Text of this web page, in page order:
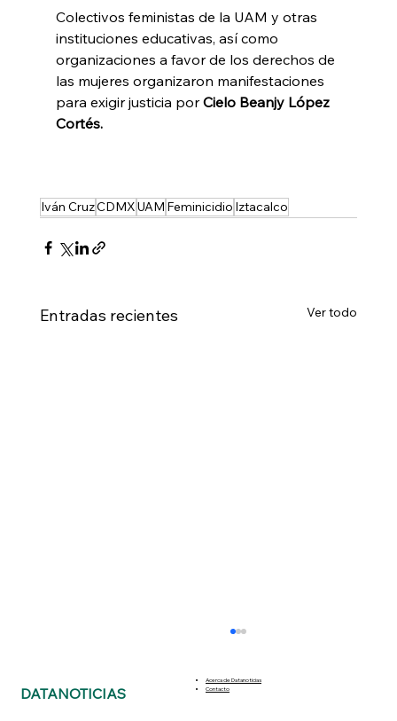
Colectivos feministas de la UAM y otras
instituciones educativas, así como
organizaciones a favor de los derechos de
las mujeres organizaron manifestaciones
para exigir justicia por Cielo Beanjy López
Cortés.
Iván CruzCDMXUAM Feminicidio Iztacalco
Entradas recientes Ver todo
DATANOTICIAS
Acerca de Datanoticias
Contacto